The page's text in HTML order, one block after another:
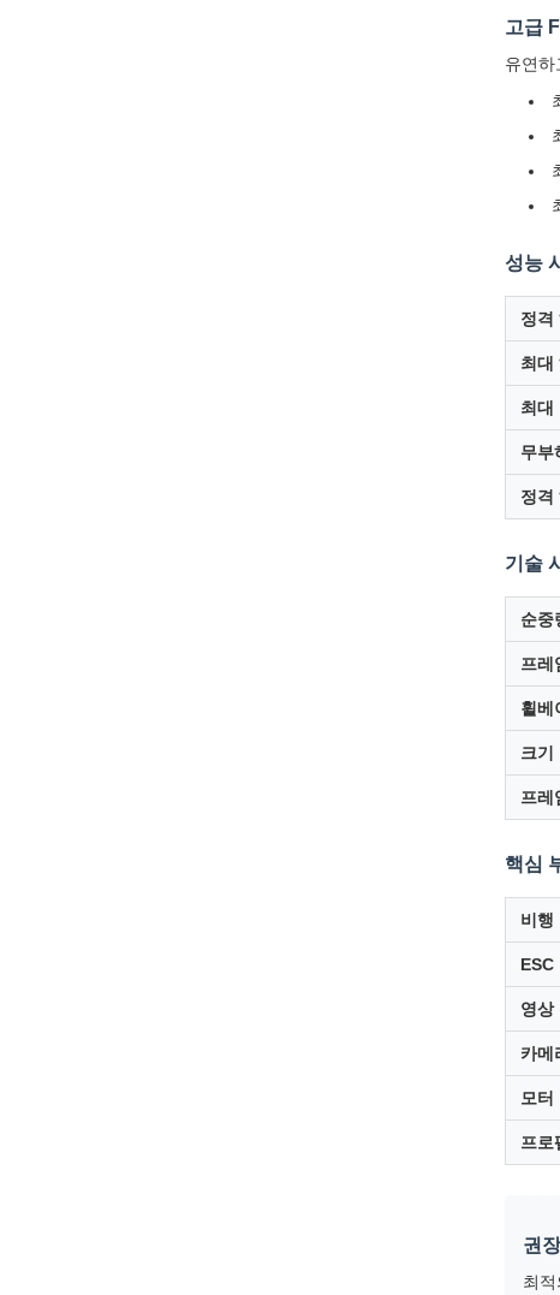
고급
유연하
성능
정격
최대
최대
무부
정격
기술
순중
프레
휠베
크기
프레
핵심
비행
ESC
영상
카메
모터
프로
권
최